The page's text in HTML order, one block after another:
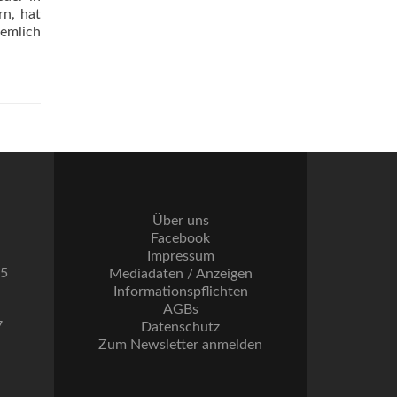
hat
Über uns
Facebook
Impressum
Mediadaten / Anzeigen
Informationspflichten
AGBs
Datenschutz
Zum Newsletter anmelden